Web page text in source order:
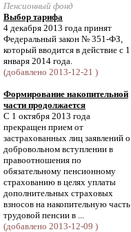
Пенсионный фонд
Выбор тарифа
4 декабря 2013 года принят
Федеральный закон № 351-ФЗ,
который вводится в действие с 1
января 2014 года.
(добавлено 2013-12-21 )
Формирование накопительной
части продолжается
С 1 октября 2013 года
прекращен прием от
застрахованных лиц заявлений о
добровольном вступлении в
правоотношения по
обязательному пенсионному
страхованию в целях уплаты
дополнительных страховых
взносов на накопительную часть
трудовой пенсии в ...
(добавлено 2013-12-09 )